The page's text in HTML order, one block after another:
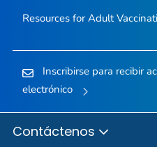
Resources for Adult
Inscribirse para recibir
electrónico
Contáctenos